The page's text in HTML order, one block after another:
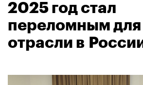
2025 год стал
переломным
отрасли в